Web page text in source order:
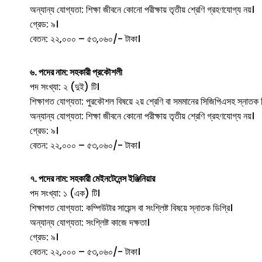
অন্যান্য যোগ্যতা: শিক্ষা জীবনে কোনো পরীক্ষায় তৃতীয় শ্রেণি গ্রহণযোগ্য নয়।
গ্রেড: ৯।
বেতন: ২২,০০০ – ৫৩,০৬০/- টাকা।
৬. পদের নাম: সহকারী প্রকৌশলী
পদ সংখ্যা: ২ (দুই) টি।
শিক্ষাগত যোগ্যতা: পুরকৌশল বিষয়ে ২য় শ্রেণি বা সমমানের সিজিপিএসহ স্নাতক
অন্যান্য যোগ্যতা: শিক্ষা জীবনে কোনো পরীক্ষায় তৃতীয় শ্রেণি গ্রহণযোগ্য নয়।
গ্রেড: ৯।
বেতন: ২২,০০০ – ৫৩,০৬০/- টাকা।
৭. পদের নাম: সহকারী মেইনটেনেন্স ইঞ্জিনিয়ার
পদ সংখ্যা: ১ (এক) টি।
শিক্ষাগত যোগ্যতা: কম্পিউটার সায়েন্স বা সংশ্লিষ্ট বিষয়ে স্নাতক ডিগ্রি।
অন্যান্য যোগ্যতা: সংশ্লিষ্ট কাজে দক্ষতা।
গ্রেড: ৯।
বেতন: ২২,০০০ – ৫৩,০৬০/- টাকা।